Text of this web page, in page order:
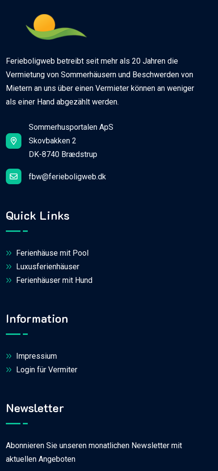
Ferieboligweb betreibt seit mehr als 20 Jahren die
Vermietung von Sommerhäusern und Beschwerden von
Mietern an uns über einen Vermieter können an weniger
als einer Hand abgezählt werden.
Sommerhusportalen ApS
Skovbakken 2
DK-8740 Brædstrup
fbw@ferieboligweb.dk
Quick Links
Ferienhäuse mit Pool
Luxusferienhäuser
Ferienhäuser mit Hund
Information
Impressium
Login für Vermiter
Newsletter
Abonnieren Sie unseren monatlichen Newsletter mit
aktuellen Angeboten